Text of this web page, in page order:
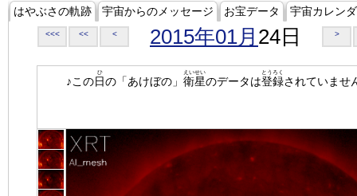
はやぶさの軌跡 宇宙からのメッセージ お宝データ 宇宙カレン
<<< << < 2015年01月 24日 >
♪この日
ひ
の「あけぼの」 衛星
えいせい
のデータは登録
とうろく
されていませ